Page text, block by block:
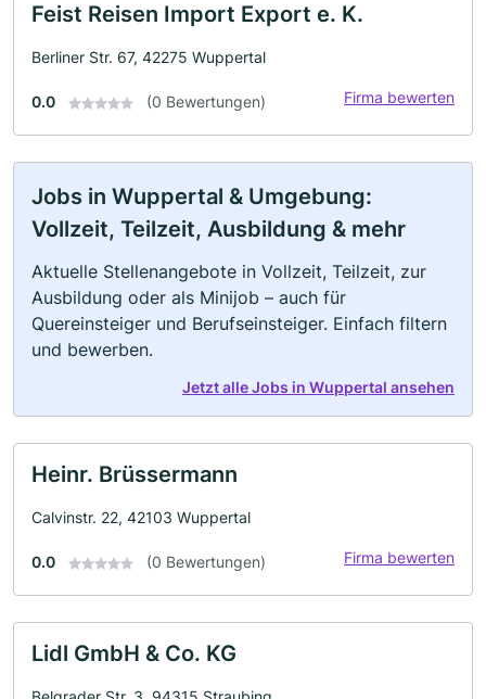
Feist Reisen Import Export e. K.
Berliner Str. 67, 42275 Wuppertal
0.0 (0 Bewertungen) Firma bewerten
Jobs in Wuppertal & Umgebung:
Vollzeit, Teilzeit, Ausbildung & mehr
Aktuelle Stellenangebote in Vollzeit, Teilzeit, zur
Ausbildung oder als Minijob – auch für
Quereinsteiger und Berufseinsteiger. Einfach filtern
und bewerben.
Jetzt alle Jobs in Wuppertal ansehen
Heinr. Brüssermann
Calvinstr. 22, 42103 Wuppertal
0.0 (0 Bewertungen) Firma bewerten
Lidl GmbH & Co. KG